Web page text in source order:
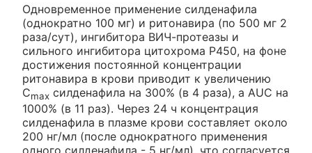
Одновременное применение силденафила
(однократно 100 мг) и ритонавира (по 500 мг 2
раза/сут), ингибитора ВИЧ-протеазы и
сильного ингибитора цитохрома Р450, на фоне
достижения постоянной концентрации
ритонавира в крови приводит к увеличению
Cmax силденафила на 300% (в 4 раза), a AUC на
1000% (в 11 раз). Через 24 ч концентрация
силденафила в плазме крови составляет около
200 нг/мл (после однократного применения
одного силденафила - 5 нг/мл), что согласуется